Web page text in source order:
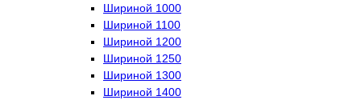
Шириной 1000
Шириной 1100
Шириной 1200
Шириной 1250
Шириной 1300
Шириной 1400